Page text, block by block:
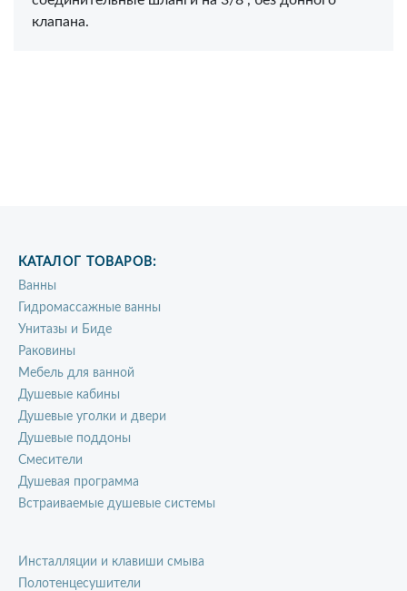
клапана.
КАТАЛОГ ТОВАРОВ:
Ванны
Гидромассажные ванны
Унитазы и Биде
Раковины
Мебель для ванной
Душевые кабины
Душевые уголки и двери
Душевые поддоны
Смесители
Душевая программа
Встраиваемые душевые системы
Инсталляции и клавиши смыва
Полотенцесушители